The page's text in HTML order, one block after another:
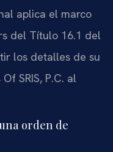
aplica el marco
del Título 16.1 del
los detalles de su
SRIS, P.C. al
orden de